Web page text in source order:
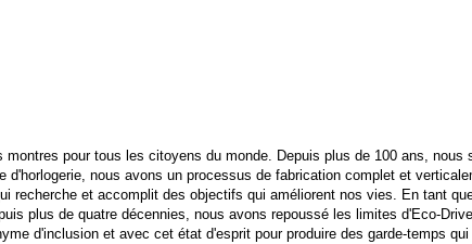
pour tous les citoyens du monde. Depuis plus de 100 ans,
nous avons un processus de fabrication complet et
et accomplit des objectifs qui améliorent nos vies. En tant
plus de quatre décennies, nous avons repoussé les limites d'Eco-
d'inclusion et avec cet état d'esprit pour produire des garde-temps